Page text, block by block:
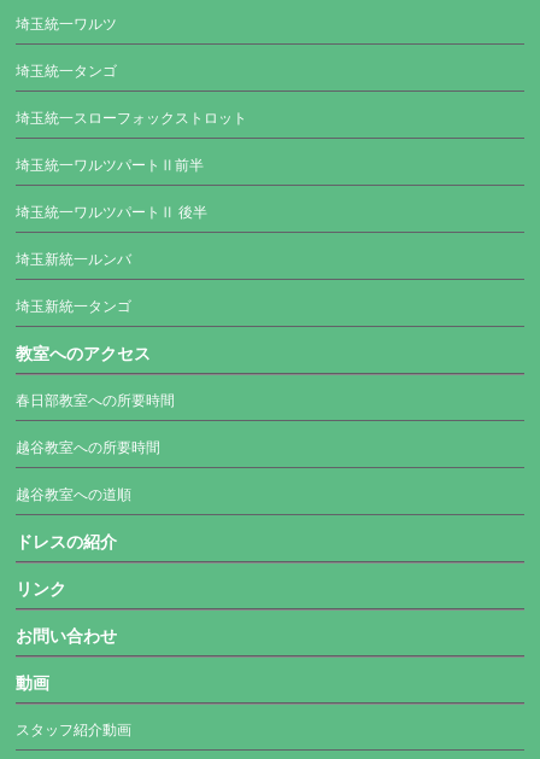
埼玉統一ワルツ
埼玉統一タンゴ
埼玉統一スローフォックストロット
埼玉統一ワルツパートⅡ前半
埼玉統一ワルツパートⅡ 後半
埼玉新統一ルンバ
埼玉新統一タンゴ
教室へのアクセス
春日部教室への所要時間
越谷教室への所要時間
越谷教室への道順
ドレスの紹介
リンク
お問い合わせ
動画
スタッフ紹介動画